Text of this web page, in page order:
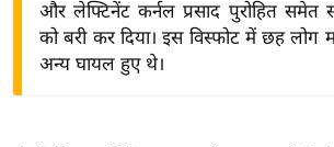
द्यो
और लेफ्टिनेंट कर्नल प्रसाद पुरोहित समेत
को बरी कर दिया। इस विस्फोट में छह
अन्य घायल हुए थे।